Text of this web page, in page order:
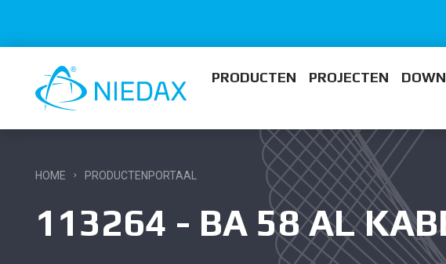
PRODUCTEN PROJECTEN
HOME PRODUCTENPORTAAL
113264 - BA 58 AL